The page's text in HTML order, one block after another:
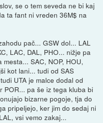
se o tem seveda ne bi kaj
ta fant ni vreden 36M$ na
pač... GSW dol... LAL
LAC, DAL, PHO... nižje pa
SAC, NOP, HOU,
kot lani... tudi od SAS
UTA je malce dodal od
POR... pa še iz tega kluba bi
bizarne pogoje, tja do
pripeljejo, ker jim do sedaj ni
vsi vemo zakaj...